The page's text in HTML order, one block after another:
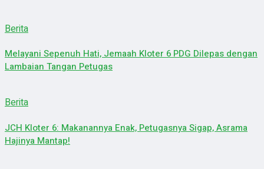
Berita
Melayani Sepenuh Hati, Jemaah Kloter 6 PDG Dilepas dengan
Lambaian Tangan Petugas
Berita
JCH Kloter 6: Makanannya Enak, Petugasnya Sigap, Asrama
Hajinya Mantap!